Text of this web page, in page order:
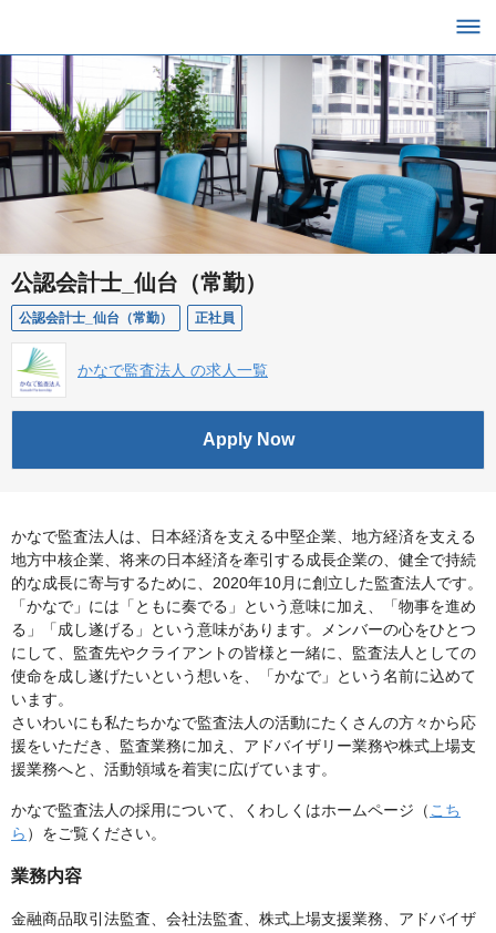
公認会計士_仙台（常勤）
公認会計士_仙台（常勤） 正社員
かなで監査法人 の求人一覧
Apply Now
かなで監査法人は、日本経済を支える中堅企業、地方経済を支える
地方中核企業、将来の日本経済を牽引する成長企業の、健全で持続
的な成長に寄与するために、2020年10月に創立した監査法人です。
「かなで」には「ともに奏でる」という意味に加え、「物事を進め
る」「成し遂げる」という意味があります。メンバーの心をひとつ
にして、監査先やクライアントの皆様と一緒に、監査法人としての
使命を成し遂げたいという想いを、「かなで」という名前に込めて
います。
さいわいにも私たちかなで監査法人の活動にたくさんの方々から応
援をいただき、監査業務に加え、アドバイザリー業務や株式上場支
援業務へと、活動領域を着実に広げています。
かなで監査法人の採用について、くわしくはホームページ（こち
ら ）をご覧ください。
業務内容
金融商品取引法監査、会社法監査、株式上場支援業務、アドバイザ